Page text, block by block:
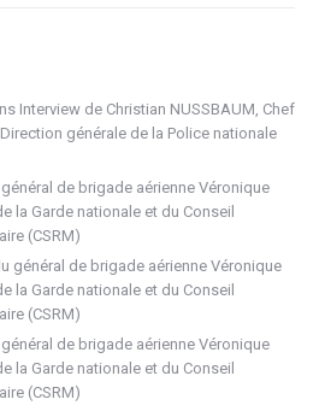
Interview de Christian NUSSBAUM, Chef
générale de la Police nationale
de brigade aérienne Véronique
la Garde nationale et du Conseil
(CSRM)
général de brigade aérienne Véronique
la Garde nationale et du Conseil
(CSRM)
de brigade aérienne Véronique
la Garde nationale et du Conseil
(CSRM)